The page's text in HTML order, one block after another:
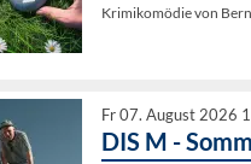
Krimikomödie von
Fr 07. August 2026
DIS M -